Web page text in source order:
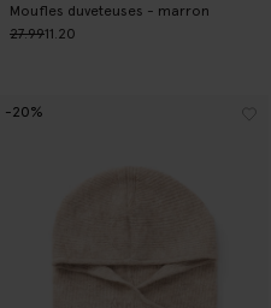
Moufles duveteuses - marron
27.9911.20
-20%